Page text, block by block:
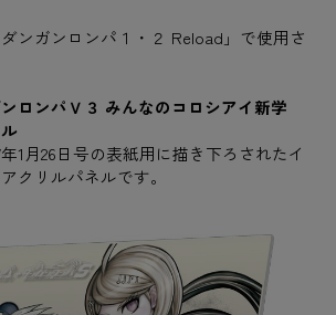
ンガンロンパ１・２ Reload」で使用さ
ロンパＶ３ みんなのコロシアイ新学
1月26日号の表紙用に描き下ろされたイ
クリルパネルです。